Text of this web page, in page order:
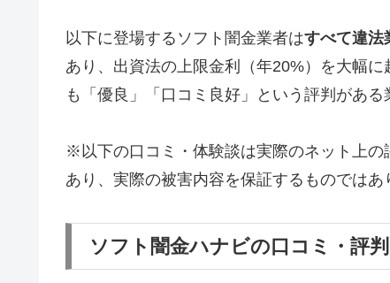
以下に登場するソフト闇金業者はすべて違法
あり、出資法の上限金利（年20%）を大幅
も「優良」「口コミ良好」という評判がある
※以下の口コミ・体験談は実際のネット上
あり、実際の被害内容を保証するものではあ
ソフト闇金ハナビの口コミ・評